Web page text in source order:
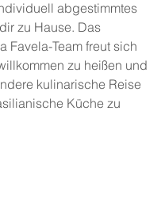
abgestimmtes
zu Hause. Das
Favela-Team freut sich
zu heißen und
kulinarische Reise
Küche zu